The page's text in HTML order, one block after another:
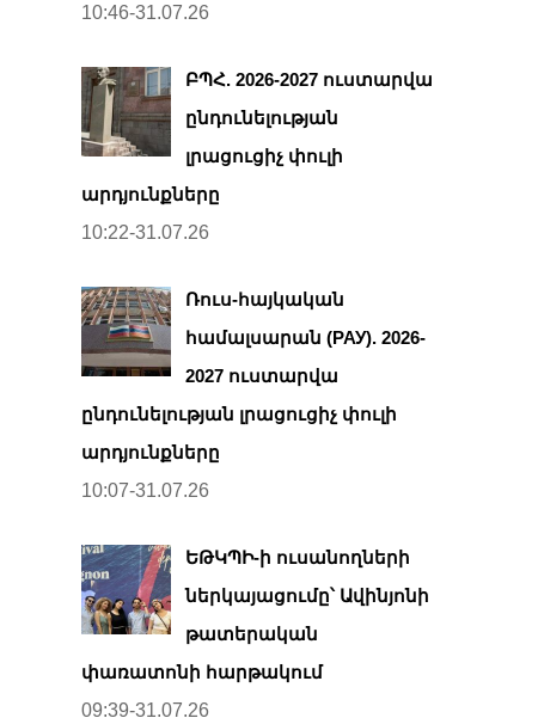
10:46-31.07.26
ԲՊՀ. 2026-2027 ուստարվա
ընդունելության
լրացուցիչ փուլի
արդյունքները
10:22-31.07.26
Ռուս-հայկական
համալսարան (РАУ). 2026-
2027 ուստարվա
ընդունելության լրացուցիչ փուլի
արդյունքները
10:07-31.07.26
ԵԹԿՊԻ-ի ուսանողների
ներկայացումը՝ Ավինյոնի
թատերական
փառատոնի հարթակում
09:39-31.07.26